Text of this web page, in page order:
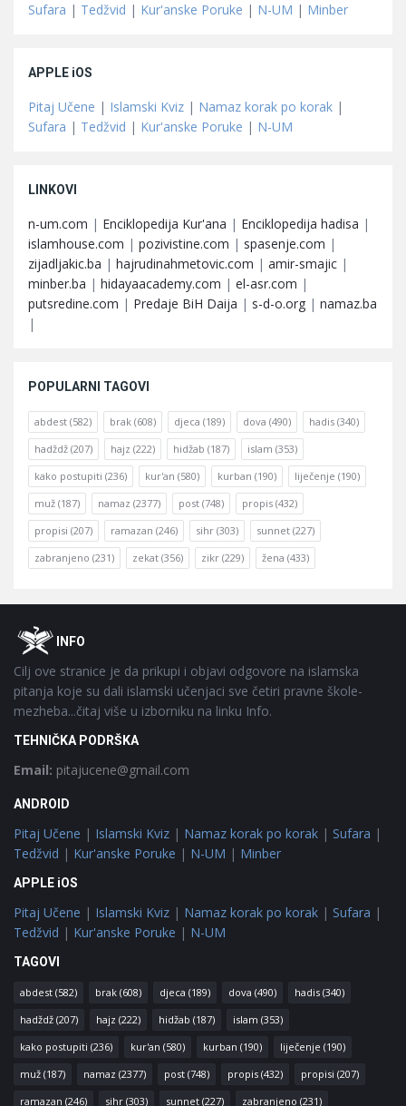
Sufara | Tedžvid | Kur'anske Poruke | N-UM | Minber
APPLE iOS
Pitaj Učene | Islamski Kviz | Namaz korak po korak |
Sufara | Tedžvid | Kur'anske Poruke | N-UM
LINKOVI
n-um.com | Enciklopedija Kur'ana | Enciklopedija hadisa |
islamhouse.com | pozivistine.com | spasenje.com |
zijadljakic.ba | hajrudinahmetovic.com | amir-smajic |
minber.ba | hidayaacademy.com | el-asr.com |
putsredine.com | Predaje BiH Daija | s-d-o.org | namaz.ba
|
POPULARNI TAGOVI
abdest (582) brak (608) djeca (189) dova (490) hadis (340)
hadždž (207) hajz (222) hidžab (187) islam (353)
kako postupiti (236) kur'an (580) kurban (190) liječenje (190)
muž (187) namaz (2377) post (748) propis (432)
propisi (207) ramazan (246) sihr (303) sunnet (227)
zabranjeno (231) zekat (356) zikr (229) žena (433)
FooterOINFO
Cilj ove stranice je da prikupi i objavi odgovore na islamska
pitanja koje su dali islamski učenjaci sve četiri pravne škole-
mezheba...čitaj više u izborniku na linku Info.
TEHNIČKA PODRŠKA
Email: pitajucene@gmail.com
ANDROID
Pitaj Učene | Islamski Kviz | Namaz korak po korak | Sufara |
Tedžvid | Kur'anske Poruke | N-UM | Minber
APPLE iOS
Pitaj Učene | Islamski Kviz | Namaz korak po korak | Sufara |
Tedžvid | Kur'anske Poruke | N-UM
TAGOVI
abdest (582) brak (608) djeca (189) dova (490) hadis (340)
hadždž (207) hajz (222) hidžab (187) islam (353)
kako postupiti (236) kur'an (580) kurban (190) liječenje (190)
muž (187) namaz (2377) post (748) propis (432) propisi (207)
ramazan (246) sihr (303) sunnet (227) zabranjeno (231)